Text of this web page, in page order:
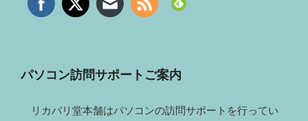
パソコン訪問サポートご案内
リカバリ堂本舗はパソコンの訪問サポートを行ってい